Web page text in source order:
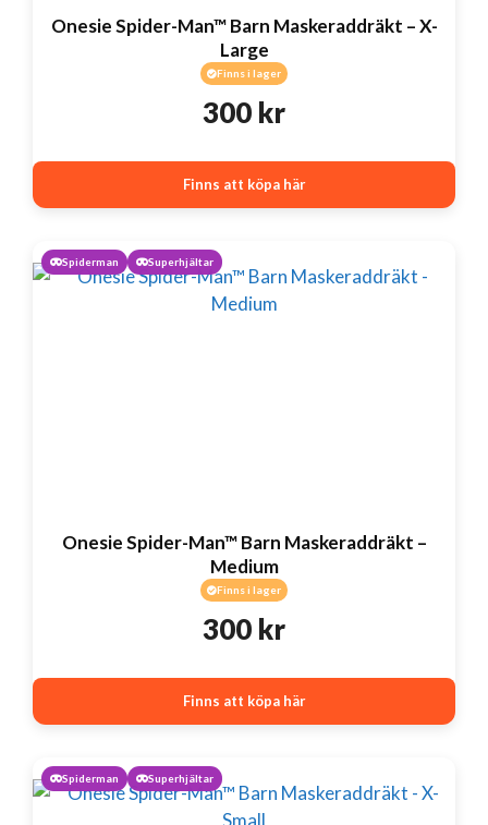
Onesie Spider-Man™ Barn Maskeraddräkt – X-
Large
Finns i lager
300 kr
Finns att köpa här
Spiderman Superhjältar
Onesie Spider-Man™ Barn Maskeraddräkt –
Medium
Finns i lager
300 kr
Finns att köpa här
Spiderman Superhjältar